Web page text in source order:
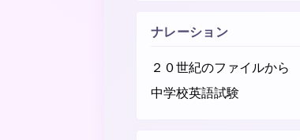
ナレーション
２０世紀のファイルから
中学校英語試験